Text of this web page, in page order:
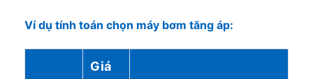
Ví dụ tính toán chọn máy bơm tăng áp:
Giá